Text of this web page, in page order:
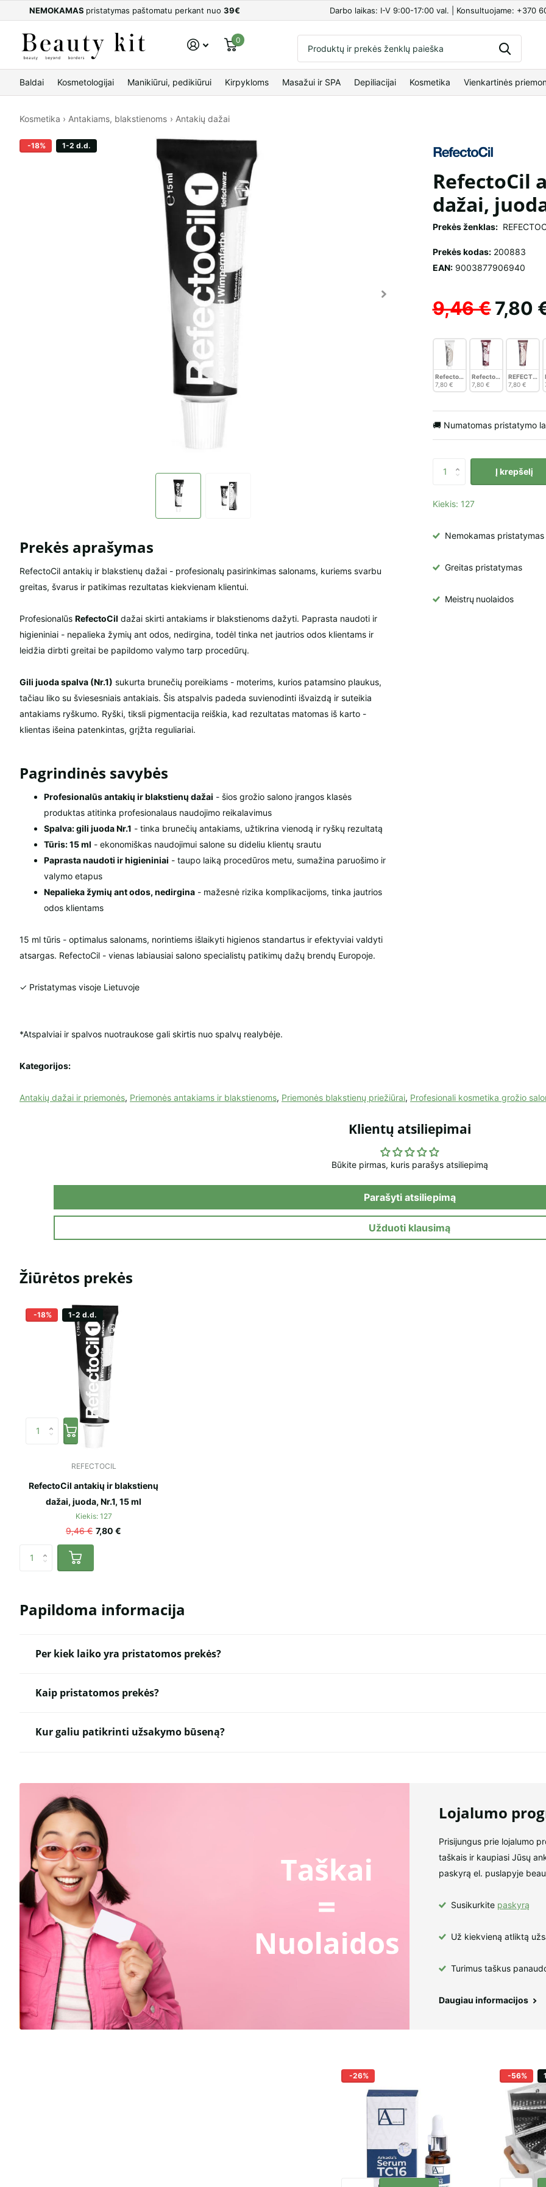
NEMOKAMAS pristatymas paštomatu perkant nuo 39€ Darbo laikas: I-V 9:00-17:00 val. | Konsultuojame: +370
0
Baldai Kosmetologijai Manikiūrui, pedikiūrui Kirpykloms Masažui ir SPA Depiliacijai Kosmetika Vienkartinės
Kosmetika › Antakiams, blakstienoms › Antakių dažai
-18% 1-2 d.d.
Prekės aprašymas
RefectoCil antakių ir blakstienų dažai - profesionalų pasirinkimas salonams, kuriems svarbu
greitas, švarus ir patikimas rezultatas kiekvienam klientui.
Profesionalūs RefectoCil dažai skirti antakiams ir blakstienoms dažyti. Paprasta naudoti ir
higieniniai - nepalieka žymių ant odos, nedirgina, todėl tinka net jautrios odos klientams ir
leidžia dirbti greitai be papildomo valymo tarp procedūrų.
Gili juoda spalva (Nr.1) sukurta brunečių poreikiams - moterims, kurios patamsino plaukus,
tačiau liko su šviesesniais antakiais. Šis atspalvis padeda suvienodinti išvaizdą ir suteikia
antakiams ryškumo. Ryški, tiksli pigmentacija reiškia, kad rezultatas matomas iš karto -
klientas išeina patenkintas, grįžta reguliariai.
Pagrindinės savybės
Profesionalūs antakių ir blakstienų dažai - šios grožio salono įrangos klasės
produktas atitinka profesionalaus naudojimo reikalavimus
Spalva: gili juoda Nr.1 - tinka brunečių antakiams, užtikrina vienodą ir ryškų rezultatą
Tūris: 15 ml - ekonomiškas naudojimui salone su dideliu klientų srautu
Paprasta naudoti ir higieniniai - taupo laiką procedūros metu, sumažina paruošimo ir
valymo etapus
Nepalieka žymių ant odos, nedirgina - mažesnė rizika komplikacijoms, tinka jautrios
odos klientams
15 ml tūris - optimalus salonams, norintiems išlaikyti higienos standartus ir efektyviai valdyti
atsargas. RefectoCil - vienas labiausiai salono specialistų patikimų dažų brendų Europoje.
✓ Pristatymas visoje Lietuvoje
RefectoCil
dažai,
Prekės ženklas:
Prekės kodas:200883
EAN:9003877906940
9,46 € 7,80
RefectoCil antakių ir blakstienų
7,80 €
RefectoCil antakių ir
7,80 €
7,80 €
🚚 Numatomas pristatymo
Į krepšelį
Kiekis: 127
Nemokamas
Greitas pristatymas
Meistrų nuolaidos
*Atspalviai ir spalvos nuotraukose gali skirtis nuo spalvų realybėje.
Kategorijos:
Antakių dažai ir priemonės, Priemonės antakiams ir blakstienoms, Priemonės blakstienų priežiūrai, Profesionali kosmetika grožio
Klientų atsiliepimai
Būkite pirmas, kuris parašys atsiliepimą
Parašyti atsiliepimą
Užduoti klausimą
Žiūrėtos prekės
-18% 1-2 d.d.
REFECTOCIL
RefectoCil antakių ir blakstienų
dažai, juoda, Nr.1, 15 ml
Kiekis: 127
9,46 € 7,80 €
Papildoma informacija
Per kiek laiko yra pristatomos prekės?
Kaip pristatomos prekės?
Kur galiu patikrinti užsakymo būseną?
Lojalumo
Prisijungus prie lojalumo
taškais ir kaupiasi Jūsų
paskyrą el. puslapyje
Susikurkite paskyrą
Už kiekvieną atliktą
Turimus taškus
Daugiau informacijos
-26% -56%